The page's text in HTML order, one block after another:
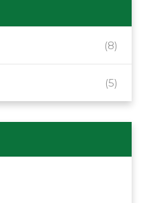
(8)
(5)